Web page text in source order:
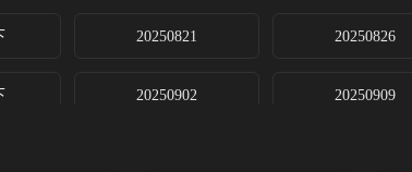
20250821 20250826
20250902 20250909